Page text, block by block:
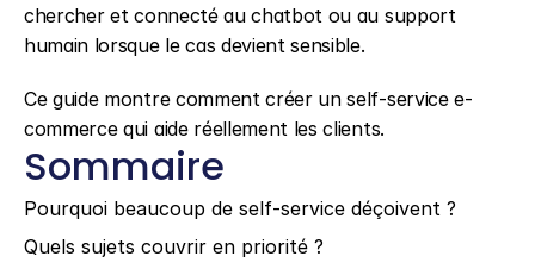
chercher et connecté au chatbot ou au support
humain lorsque le cas devient sensible.
Ce guide montre comment créer un self-service e-
commerce qui aide réellement les clients.
Sommaire
Pourquoi beaucoup de self-service déçoivent ?
Quels sujets couvrir en priorité ?